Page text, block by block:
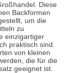
Diese
Backformen
um die
zu
einzigartiger
praktisch sind.
von kleinen
die für die
geeignet ist.